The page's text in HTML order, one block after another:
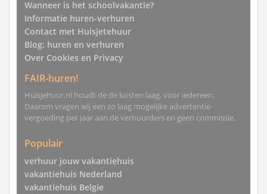
Wanneer is het schoolvakantie?
Informatie huren-verhuren
Contact met Huisjetehuur
Blog: huren en verhuren
Over Cookies en Privacy
FAIR-huren!
Huisjehuur.nl houdt de de kosten laag, voor iedereen.
Daarom vragen wij een zo laag mogelijke advertentie-
vergoeding per jaar aan de verhuurders en geen commissie.
Populair
verhuur jouw vakantiehuis
vakantiehuis Nederland
vakantiehuis Belgie